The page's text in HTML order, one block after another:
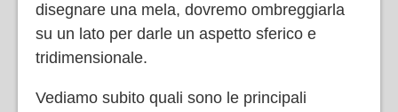
disegnare una mela, dovremo ombreggiarla
su un lato per darle un aspetto sferico e
tridimensionale.
Vediamo subito quali sono le principali